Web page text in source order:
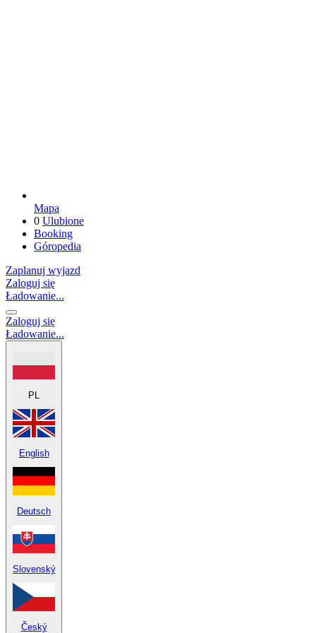
Mapa
0 Ulubione
Booking
Góropedia
Zaplanuj wyjazd
Zaloguj się
Ładowanie...
Zaloguj się
Ładowanie...
PL
English
Deutsch
Slovenský
Český